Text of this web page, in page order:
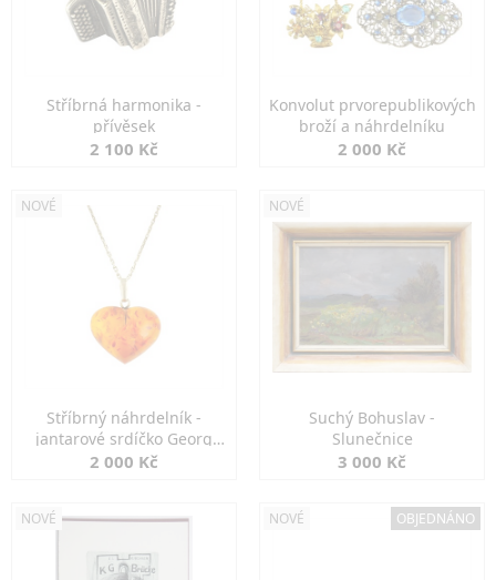
Stříbrná harmonika -
přívěsek
2 100 Kč
Konvolut prvorepublikových
broží a náhrdelníku
2 000 Kč
NOVÉ
Stříbrný náhrdelník -
jantarové srdíčko Georg
Kramer
2 000 Kč
NOVÉ
Suchý Bohuslav -
Slunečnice
3 000 Kč
NOVÉ NOVÉ OBJEDNÁNO